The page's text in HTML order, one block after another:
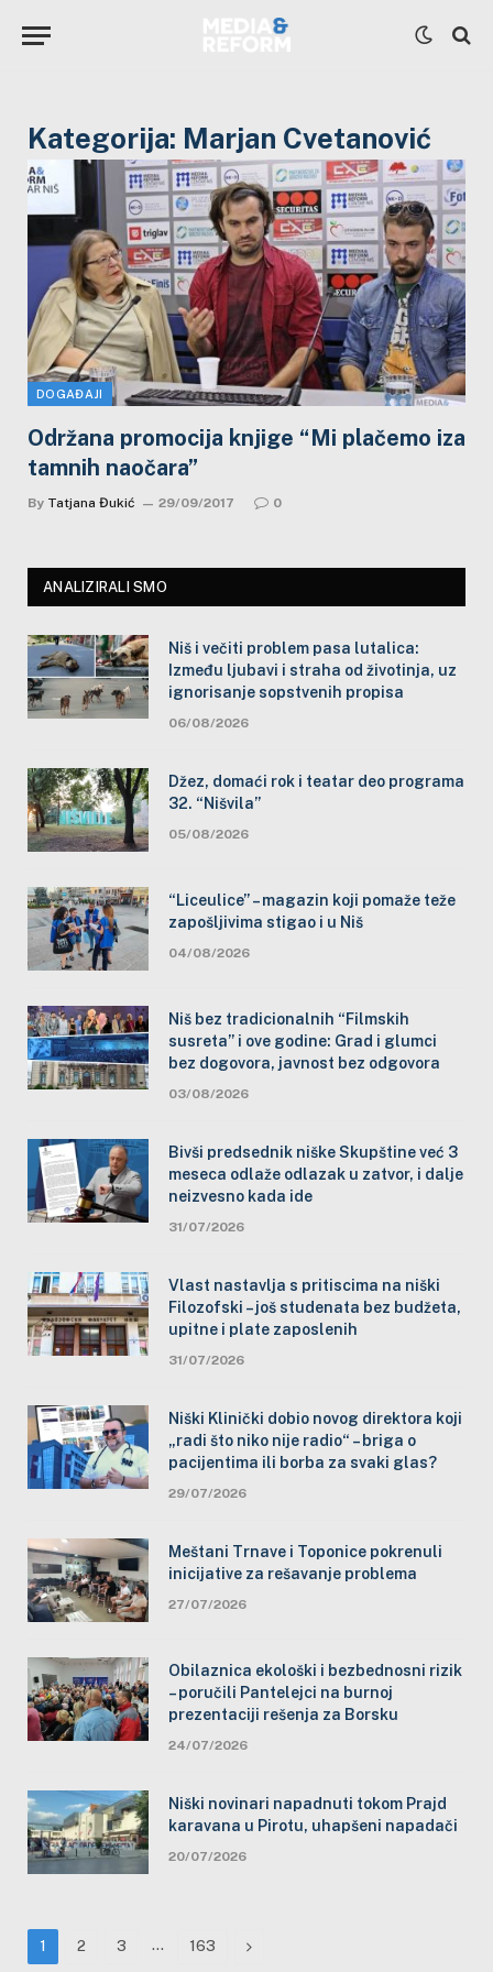
Kategorija: Marjan Cvetanović
DOGAĐAJI
Održana promocija knjige “Mi plačemo iza
tamnih naočara”
By Tatjana Đukić 29/09/2017 0
ANALIZIRALI SMO
Niš i večiti problem pasa lutalica:
Između ljubavi i straha od životinja, uz
ignorisanje sopstvenih propisa
06/08/2026
Džez, domaći rok i teatar deo programa
32. “Nišvila”
05/08/2026
“Liceulice” – magazin koji pomaže teže
zapošljivima stigao i u Niš
04/08/2026
Niš bez tradicionalnih “Filmskih
susreta” i ove godine: Grad i glumci
bez dogovora, javnost bez odgovora
03/08/2026
Bivši predsednik niške Skupštine već 3
meseca odlaže odlazak u zatvor, i dalje
neizvesno kada ide
31/07/2026
Vlast nastavlja s pritiscima na niški
Filozofski – još studenata bez budžeta,
upitne i plate zaposlenih
31/07/2026
Niški Klinički dobio novog direktora koji
„radi što niko nije radio“ – briga o
pacijentima ili borba za svaki glas?
29/07/2026
Meštani Trnave i Toponice pokrenuli
inicijative za rešavanje problema
27/07/2026
Obilaznica ekološki i bezbednosni rizik
– poručili Pantelejci na burnoj
prezentaciji rešenja za Borsku
24/07/2026
Niški novinari napadnuti tokom Prajd
karavana u Pirotu, uhapšeni napadači
20/07/2026
1 2 3 … 163 Next